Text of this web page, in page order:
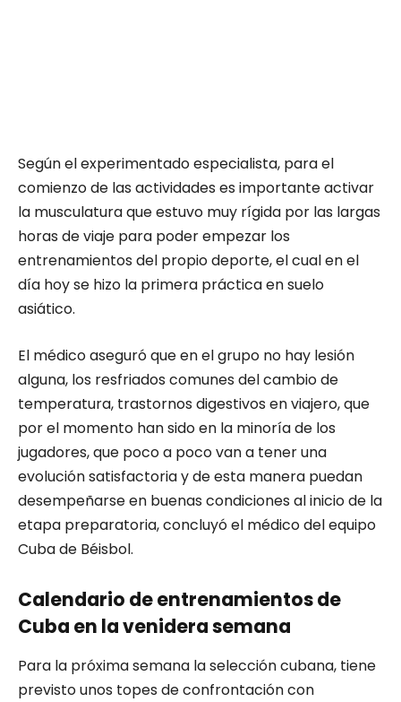
Según el experimentado especialista, para el
comienzo de las actividades es importante activar
la musculatura que estuvo muy rígida por las largas
horas de viaje para poder empezar los
entrenamientos del propio deporte, el cual en el
día hoy se hizo la primera práctica en suelo
asiático.
El médico aseguró que en el grupo no hay lesión
alguna, los resfriados comunes del cambio de
temperatura, trastornos digestivos en viajero, que
por el momento han sido en la minoría de los
jugadores, que poco a poco van a tener una
evolución satisfactoria y de esta manera puedan
desempeñarse en buenas condiciones al inicio de la
etapa preparatoria, concluyó el médico del equipo
Cuba de Béisbol.
Calendario de entrenamientos de
Cuba en la venidera semana
Para la próxima semana la selección cubana, tiene
previsto unos topes de confrontación con